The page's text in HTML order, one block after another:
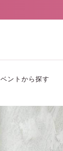
ントから探す